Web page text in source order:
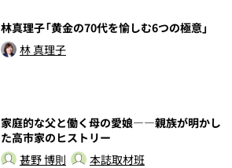
林真理子「黄金の70代を愉しむ6つの極意」
林 真理子
家庭的な父と働く母の愛娘――親族が明かし
た高市家のヒストリー
甚野 博則
本誌取材班